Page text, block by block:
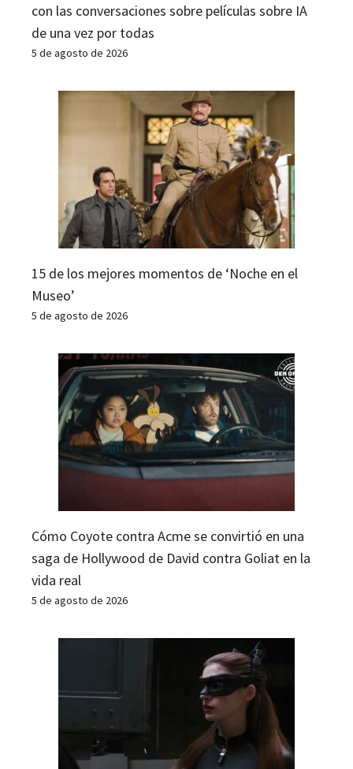
con las conversaciones sobre películas sobre IA
de una vez por todas
5 de agosto de 2026
15 de los mejores momentos de ‘Noche en el
Museo’
5 de agosto de 2026
Cómo Coyote contra Acme se convirtió en una
saga de Hollywood de David contra Goliat en la
vida real
5 de agosto de 2026